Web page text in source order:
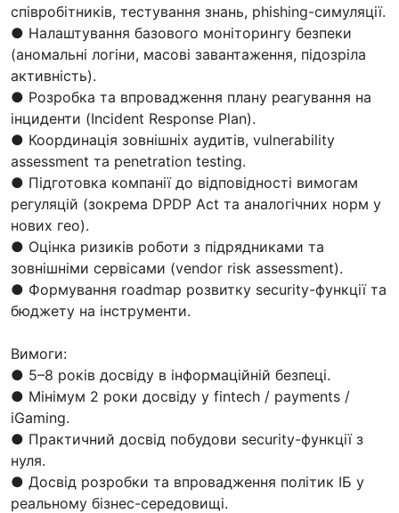
співробітників, тестування знань, phishing-симуляції.
● Налаштування базового моніторингу безпеки
(аномальні логіни, масові завантаження, підозріла
активність).
● Розробка та впровадження плану реагування на
інциденти (Incident Response Plan).
● Координація зовнішніх аудитів, vulnerability
assessment та penetration testing.
● Підготовка компанії до відповідності вимогам
регуляцій (зокрема DPDP Act та аналогічних норм у
нових гео).
● Оцінка ризиків роботи з підрядниками та
зовнішніми сервісами (vendor risk assessment).
● Формування roadmap розвитку security-функції та
бюджету на інструменти.
Вимоги:
● 5–8 років досвіду в інформаційній безпеці.
● Мінімум 2 роки досвіду у fintech / payments /
iGaming.
● Практичний досвід побудови security-функції з
нуля.
● Досвід розробки та впровадження політик ІБ у
реальному бізнес-середовищі.